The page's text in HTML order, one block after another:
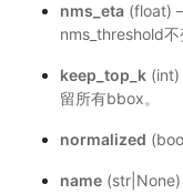
nms_eta(float) –
nms_threshold
keep_top_k(int)
留所有bbox。
normalized
name(str|None)